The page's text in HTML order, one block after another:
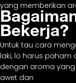
yang memberikan
Bekerja?
Untuk tau cara
laki, lo harus paham
dengan aroma
awet dan